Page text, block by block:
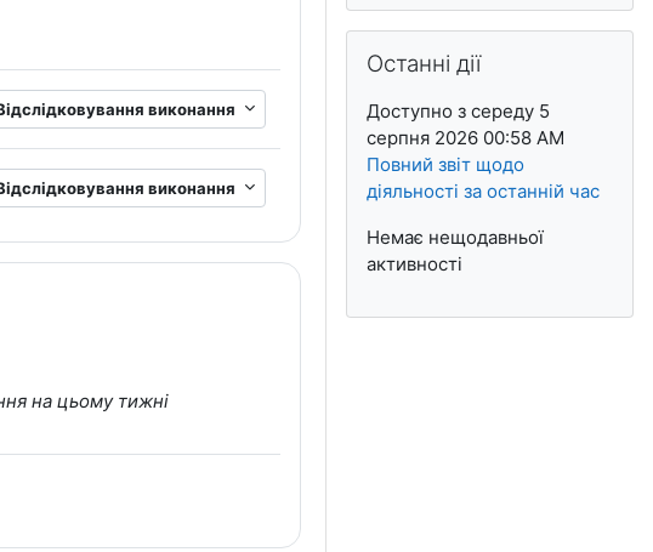
виконання
виконання
на цьому тижні
Останні дії
Доступно з середу 5
серпня 2026 00:58 AM
Повний звіт щодо
діяльності за останній час
Немає нещодавньої
активності